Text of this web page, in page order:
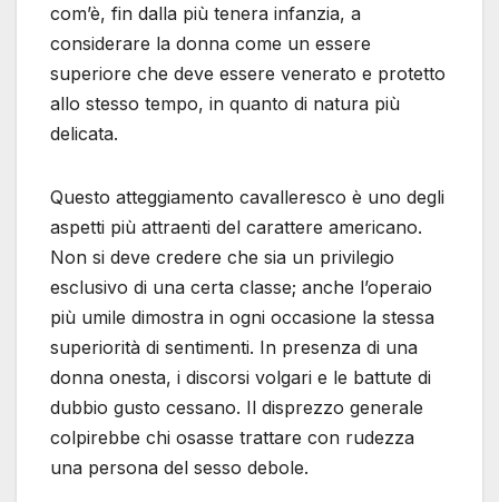
com’è, fin dalla più tenera infanzia, a
considerare la donna come un essere
superiore che deve essere venerato e protetto
allo stesso tempo, in quanto di natura più
delicata.
Questo atteggiamento cavalleresco è uno degli
aspetti più attraenti del carattere americano.
Non si deve credere che sia un privilegio
esclusivo di una certa classe; anche l’operaio
più umile dimostra in ogni occasione la stessa
superiorità di sentimenti. In presenza di una
donna onesta, i discorsi volgari e le battute di
dubbio gusto cessano. Il disprezzo generale
colpirebbe chi osasse trattare con rudezza
una persona del sesso debole.